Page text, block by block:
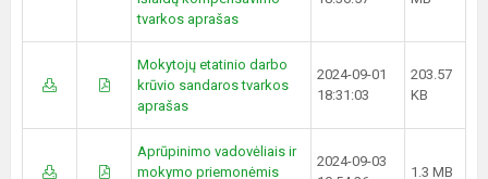
tvarkos aprašas
Mokytojų etatinio darbo
krūvio sandaros tvarkos
aprašas
2024-09-01
18:31:03
203.57
KB
Aprūpinimo vadovėliais ir
mokymo priemonėmis
2024-09-03
1.3 MB